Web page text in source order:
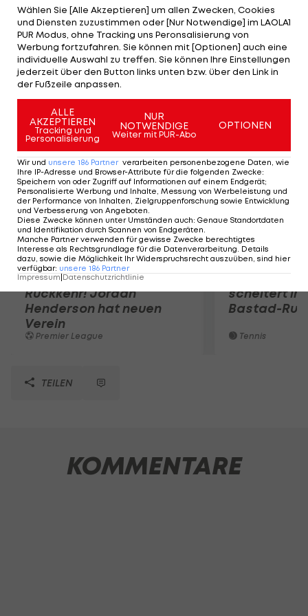
Madrid über einen Wechsel einig. Der Linksfuß wird
die Gladbacher rund acht Millionen Euro kosten
und einen Vertrag über fünf Jahre unterzeichnen.
Lediglich der medizinische Check des zweimaligen
spanischen Nationalspielers steht noch aus.
Mehr zum Thema
Premier-League-
Rückkehr! Jordan
Henderson hat neuen
Verein
Premier League
Sebastian
scheitert in
Bastad-
Tennis
TEILEN
KOMMENTARE
Wählen Sie [Alle Akzeptieren] um allen Zwecken, Cookies
und Diensten zuzustimmen oder [Nur Notwendige] im LAOLA1
PUR Modus, ohne Tracking uns Peronsalisierung von
Werbung fortzufahren. Sie können mit [Optionen] auch eine
individuelle Auswahl zu treffen. Sie können Ihre Einstellungen
jederzeit über den Button links unten bzw. über den Link in
der Fußzeile anpassen.
ALLE
AKZEPTIEREN
Tracking und
Personalisierung
NUR
NOTWENDIGE
Weiter mit PUR-Abo
OPTIONEN
Wir und unsere 186 Partner verarbeiten personenbezogene Daten, wie
Ihre IP-Adresse und Browser-Attribute für die folgenden Zwecke:
Speichern von oder Zugriff auf Informationen auf einem Endgerät;
Personalisierte Werbung und Inhalte, Messung von Werbeleistung und
der Performance von Inhalten, Zielgruppenforschung sowie Entwicklung
und Verbesserung von Angeboten.
Diese Zwecke können unter Umständen auch: Genaue Standortdaten
und Identifikation durch Scannen von Endgeräten.
Manche Partner verwenden für gewisse Zwecke berechtigtes
Interesse als Rechtsgrundlage für die Datenverarbeitung. Details
dazu, sowie die Möglichkeit Ihr Widerspruchsrecht auszuüben, sind hier
verfügbar: unsere 186 Partner
Impressum Datenschutzrichtlinie